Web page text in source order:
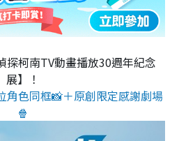
探柯南TV動畫播放30週年紀念
展】！
角色同框📸＋原創限定感謝劇場
🍿